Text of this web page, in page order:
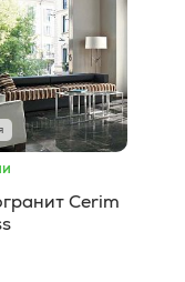
Cerim